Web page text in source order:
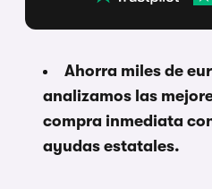
Ahorra miles de
analizamos las
compra inmediata
ayudas estatales.